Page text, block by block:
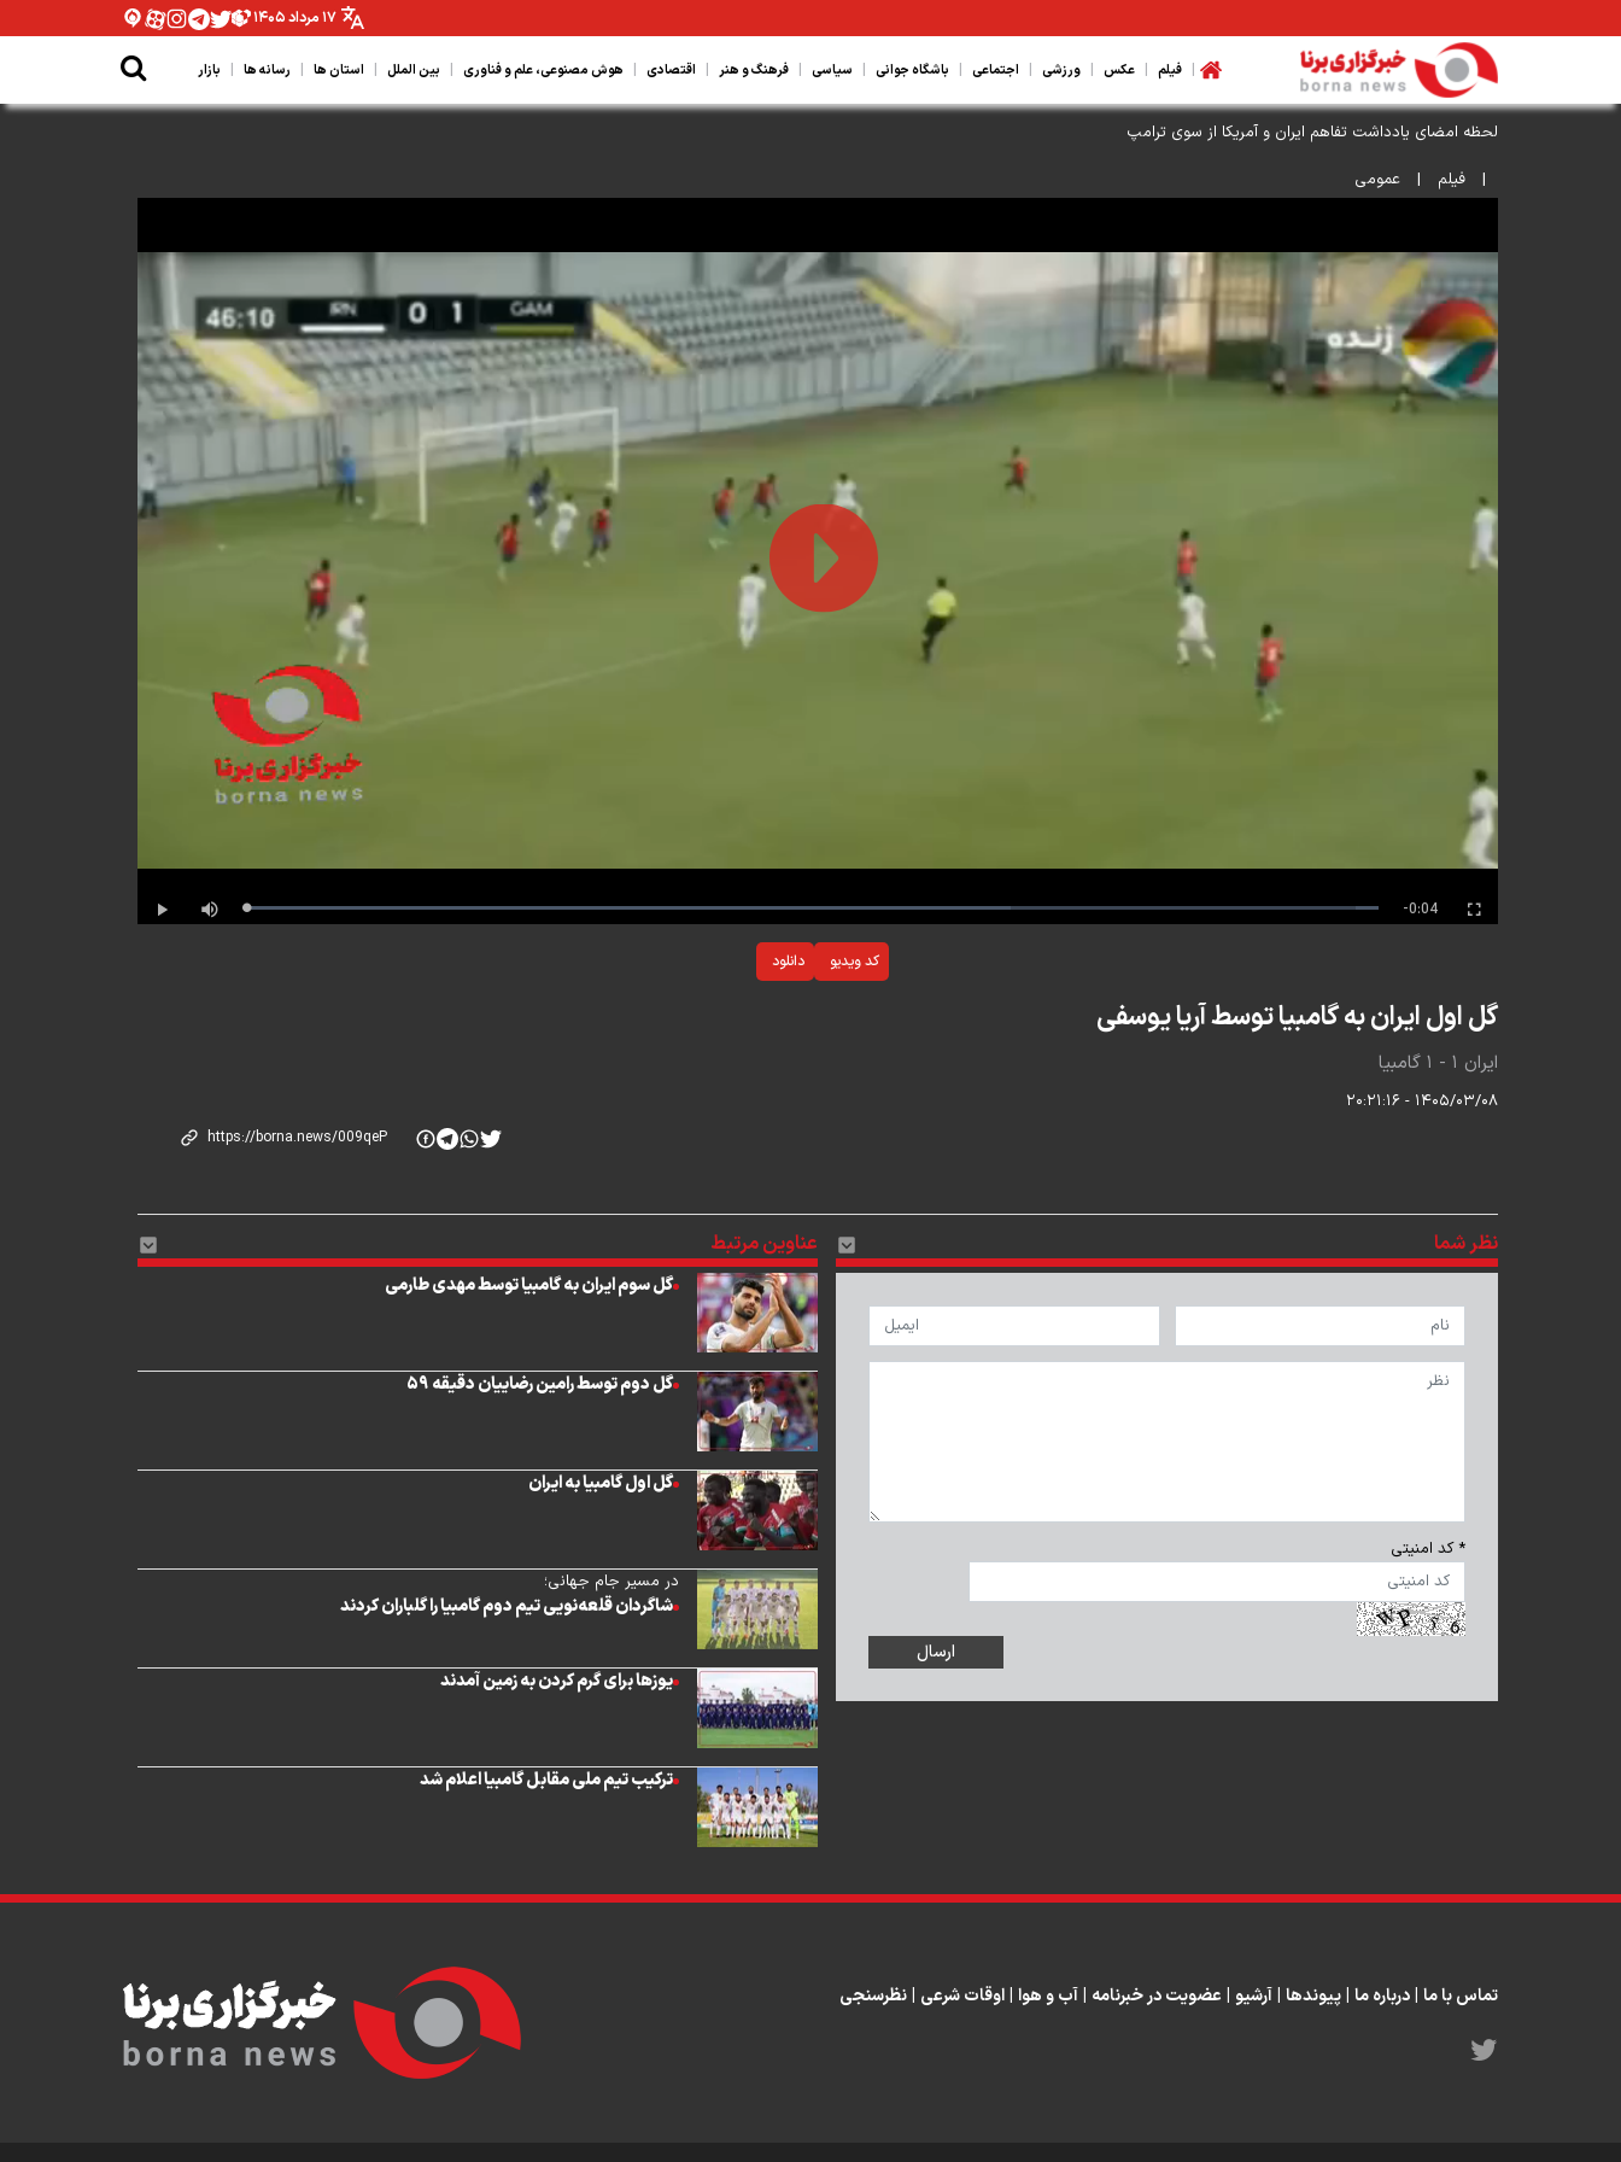
۱۷ مرداد ۱۴۰۵
| فیلم | عکس | ورزشی | اجتماعی | باشگاه جوانی | سیاسی | فرهنگ و هنر | اقتصادی | هوش مصنوعی، علم و فناوری | بین الملل | استان ها | رسانه ها | بازار
لحظه امضای یادداشت تفاهم ایران و آمریکا از سوی ترامپ
|
فیلم | عمومی
Video
Play Mute Loaded:
0%
Progress:
Remaining
Time
-0:04
Fullscreen
کد ویدیو
دانلود
گل اول ایران به گامبیا توسط آریا یوسفی
ایران ۱ - ۱ گامبیا
۱۴۰۵/۰۳/۰۸ - ۲۰:۲۱:۱۶
نظر شما
* کد امنیتی
عناوین مرتبط
گل سوم ایران به گامبیا توسط مهدی طارمی
گل دوم توسط رامین رضاییان دقیقه ۵۹
گل اول گامبیا به ایران
در مسیر جام جهانی؛
شاگردان قلعه‌نویی تیم دوم گامبیا را گلباران کردند
یوزها برای گرم کردن به زمین آمدند
ترکیب تیم ملی مقابل گامبیا اعلام شد
تماس با ما درباره ما پیوندها آرشیو عضویت در خبرنامه آب و هوا اوقات شرعی نظرسنجی